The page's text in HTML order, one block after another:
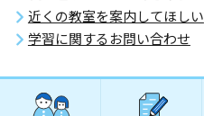
近くの教室を案内してほしい
学習に関するお問い合わせ